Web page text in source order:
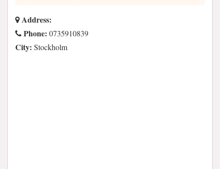
Address:
Phone: 0735910839
City: Stockholm